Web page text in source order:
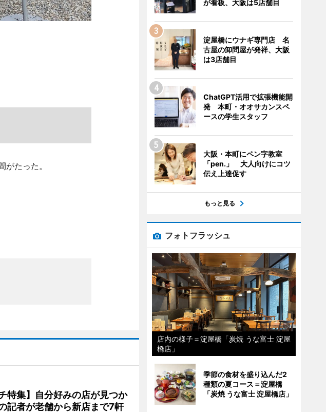
たった。
特集】自分好みの店が見つか
記者が老舗から新店まで7軒
が看板、大阪は5店舗目
淀屋橋にウナギ専門店 名
古屋の卸問屋が発祥、大阪
は3店舗目
ChatGPT活用で拡張機能開
発 本町・オオサカンスペ
ースの学生スタッフ
大阪・本町にペン字教室
「pen.」 大人向けにコツ
伝え上達促す
もっと見る
フォトフラッシュ
店内の様子＝淀屋橋「炭焼 うな富士 淀屋
橋店」
季節の食材を盛り込んだ2
種類の夏コース＝淀屋橋
「炭焼 うな富士 淀屋橋店」